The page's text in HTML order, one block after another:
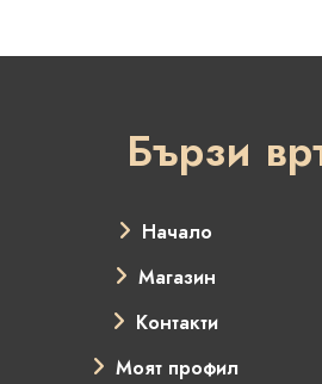
Бързи
Начало
Магазин
Контакти
Моят профил